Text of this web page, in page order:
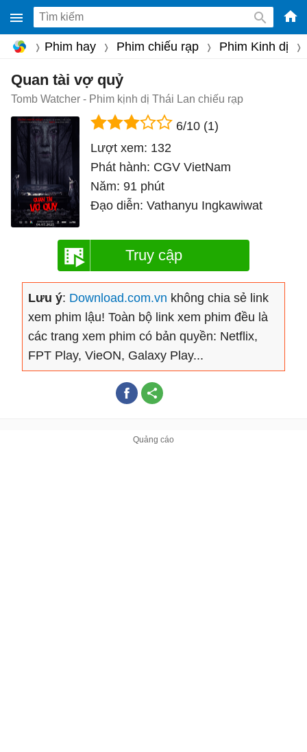
-
Phim hay Phim chiếu rạp Phim Kinh dị
Quan tài vợ quỷ
Tomb Watcher - Phim kịnh dị Thái Lan chiếu rạp
6/10 (1)
Lượt xem: 132
Phát hành: CGV VietNam
Năm: 91 phút
Đạo diễn: Vathanyu Ingkawiwat
Truy cập
Lưu ý: Download.com.vn không chia sẻ link
xem phim lậu! Toàn bộ link xem phim đều là
các trang xem phim có bản quyền: Netflix,
FPT Play, VieON, Galaxy Play...